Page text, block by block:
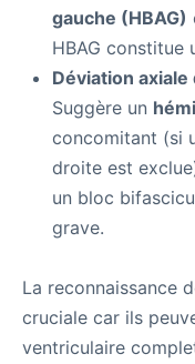
gauche (HBAG)
HBAG constitue
Déviation
Suggère un
concomitant (si
droite est
un bloc
grave.
La reconnaissance
cruciale car ils
ventriculaire